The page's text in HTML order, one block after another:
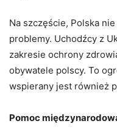
Na szczęście, Polska
problemy. Uchodźcy z
zakresie ochrony
obywatele polscy. To
wspierany jest również
Pomoc